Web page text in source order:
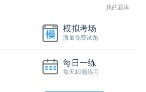
我的题库
模拟考场
海量免费试题
每日一练
每天10题练习